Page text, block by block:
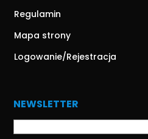
Regulamin
Mapa strony
Logowanie/Rejestracja
NEWSLETTER